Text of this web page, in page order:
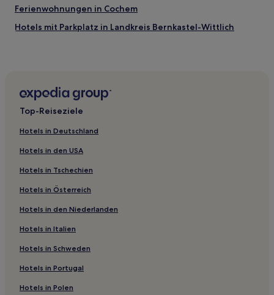
Ferienwohnungen in Cochem
Hotels mit Parkplatz in Landkreis Bernkastel-Wittlich
Haustierfreundliche in Ulmen
Hotels mit inbegriffenem Frühstück in Bernkastel-Kues
Haustierfreundliche in Mörz
Hotels mit Parkplatz in Mörz
Hotels mit Parkplatz in Neumagen-Dhron
Haustierfreundliche in Mosel
Hotels mit WLAN in Mosel
Familien in Mosel
Haustierfreundliche in Bollendorf-Pont
Haustierfreundliche in Daun
Haustierfreundliche in Bollendorf
Top-Reiseziele
Hotels in Deutschland
Hotels in den USA
Hotels in Tschechien
Hotels in Österreich
Hotels in den Niederlanden
Hotels in Italien
Hotels in Schweden
Hotels in Portugal
Hotels in Polen